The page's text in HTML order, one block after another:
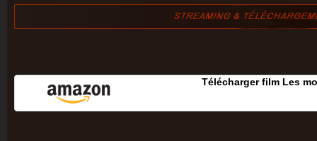
Télécharger film Les